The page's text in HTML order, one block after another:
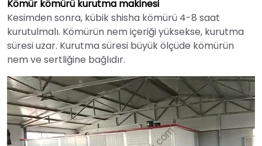
Kömür kömürü kurutma makinesi
Kesimden sonra, kübik shisha kömürü 4-8 saat
kurutulmalı. Kömürün nem içeriği yüksekse, kurutma
süresi uzar. Kurutma süresi büyük ölçüde kömürün
nem ve sertliğine bağlıdır.